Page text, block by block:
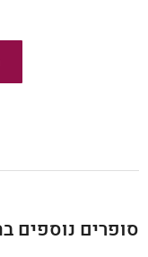
חדש!
סופרים נוספים